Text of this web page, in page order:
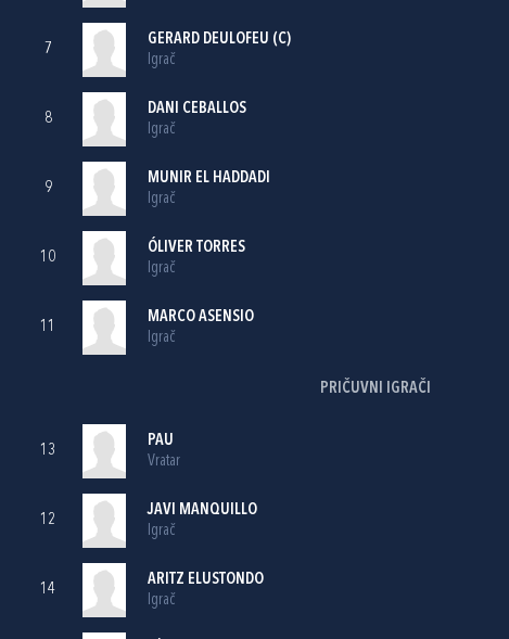
7
GERARD DEULOFEU (C)
Igrač
8
DANI CEBALLOS
Igrač
9
MUNIR EL HADDADI
Igrač
10
ÓLIVER TORRES
Igrač
11
MARCO ASENSIO
Igrač
PRIČUVNI IGRAČI
13
PAU
Vratar
12
JAVI MANQUILLO
Igrač
14
ARITZ ELUSTONDO
Igrač